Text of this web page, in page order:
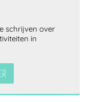
schrijven over
in